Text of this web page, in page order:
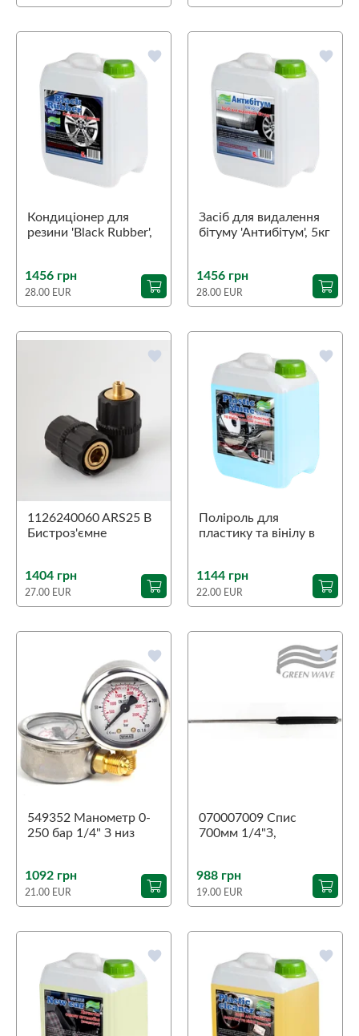
favorite
Кондиціонер для
резини 'Black Rubber',
1456 грн
28.00 EUR
favorite
Засіб для видалення
бітуму 'Антибітум', 5кг
1456 грн
28.00 EUR
favorite
1126240060 ARS25 B
Бистроз'ємне
1404 грн
27.00 EUR
favorite
Поліроль для
пластику та вінілу в
1144 грн
22.00 EUR
favorite
549352 Манометр 0-
250 бар 1/4" З низ
1092 грн
21.00 EUR
favorite
070007009 Спис
700мм 1/4"З,
988 грн
19.00 EUR
favorite favorite